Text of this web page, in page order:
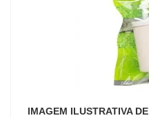
IMAGEM ILUSTRATIVA